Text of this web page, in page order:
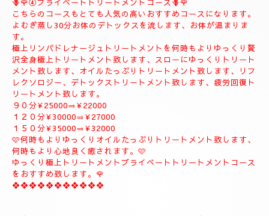
------------------------------------
♥️🌹③ラグジュアリートリートメントコース♥️🌹
贅沢全身極上リンパドレナージュトリートメント、リフレクソロ
ジーデトックストリートメントフィシャルマッサージ＆パックソ
ルトトリートメント、疲労回復トリートメントコース
９０分¥20000
１２０分¥26000
１５０分¥31000
１８０分¥37000
❖❖❖❖❖❖❖❖❖
🪻🌹④プライベートトリートメントコース🪻🌹
こちらのコースもとても人気の高いおすすめコースになります。
よむぎ蒸し30分お体のデトックスを流します、お体が温まりま